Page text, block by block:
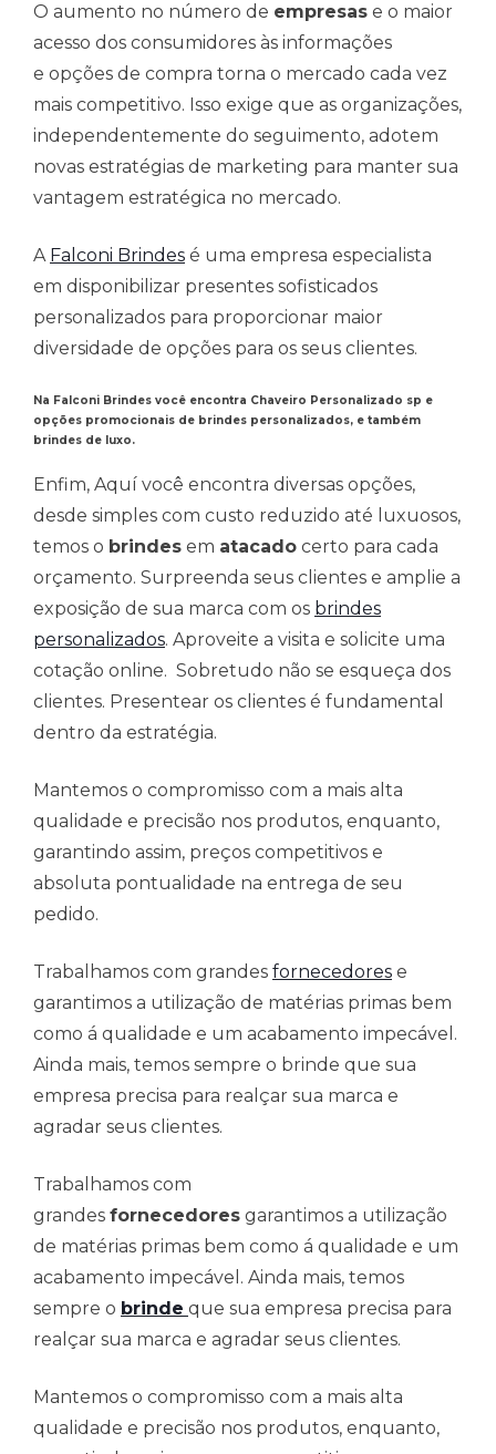
O aumento no número de empresas e o maior
acesso dos consumidores às informações
e opções de compra torna o mercado cada vez
mais competitivo. Isso exige que as organizações,
independentemente do seguimento, adotem
novas estratégias de marketing para manter sua
vantagem estratégica no mercado.
A Falconi Brindes é uma empresa especialista
em disponibilizar presentes sofisticados
personalizados para proporcionar maior
diversidade de opções para os seus clientes.
Na Falconi Brindes você encontra Chaveiro Personalizado sp e
opções promocionais de brindes personalizados, e também
brindes de luxo.
Enfim, Aquí você encontra diversas opções,
desde simples com custo reduzido até luxuosos,
temos o brindes em atacado certo para cada
orçamento. Surpreenda seus clientes e amplie a
exposição de sua marca com os brindes
personalizados. Aproveite a visita e solicite uma
cotação online. Sobretudo não se esqueça dos
clientes. Presentear os clientes é fundamental
dentro da estratégia.
Mantemos o compromisso com a mais alta
qualidade e precisão nos produtos, enquanto,
garantindo assim, preços competitivos e
absoluta pontualidade na entrega de seu
pedido.
Trabalhamos com grandes fornecedores e
garantimos a utilização de matérias primas bem
como á qualidade e um acabamento impecável.
Ainda mais, temos sempre o brinde que sua
empresa precisa para realçar sua marca e
agradar seus clientes.
Trabalhamos com
grandes fornecedores garantimos a utilização
de matérias primas bem como á qualidade e um
acabamento impecável. Ainda mais, temos
sempre o brinde que sua empresa precisa para
realçar sua marca e agradar seus clientes.
Mantemos o compromisso com a mais alta
qualidade e precisão nos produtos, enquanto,